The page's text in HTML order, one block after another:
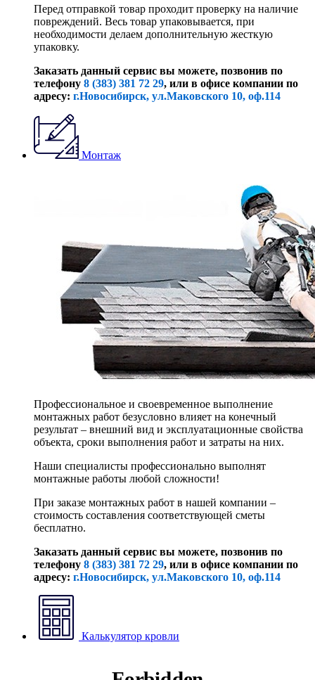
Перед отправкой товар проходит проверку на наличие
повреждений. Весь товар упаковывается, при
необходимости делаем дополнительную жесткую
упаковку.
Заказать данный сервис вы можете, позвонив по
телефону 8 (383) 381 72 29, или в офисе компании по
адресу: г.Новосибирск, ул.Маковского 10, оф.114
Монтаж
Профессиональное и своевременное выполнение
монтажных работ безусловно влияет на конечный
результат – внешний вид и эксплуатационные свойства
объекта, сроки выполнения работ и затраты на них.
Наши специалисты профессионально выполнят
монтажные работы любой сложности!
При заказе монтажных работ в нашей компании –
стоимость составления соответствующей сметы
бесплатно.
Заказать данный сервис вы можете, позвонив по
телефону 8 (383) 381 72 29, или в офисе компании по
адресу: г.Новосибирск, ул.Маковского 10, оф.114
Калькулятор кровли